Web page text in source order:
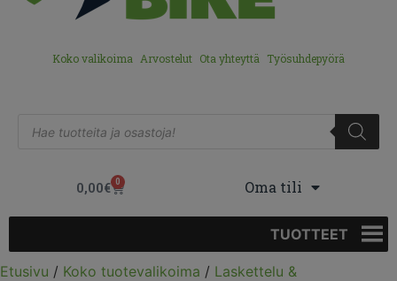
Koko valikoima Arvostelut Ota yhteyttä Työsuhdepyörä
0,00€ 0 Oma tili
TUOTTEET
Etusivu / Koko tuotevalikoima / Laskettelu &